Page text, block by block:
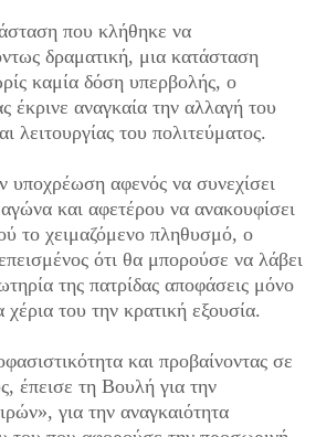
που κλήθηκε να
δραματική, μια κατάσταση
καμία δόση υπερβολής, ο
έκρινε αναγκαία την αλλαγή του
λειτουργίας του πολιτεύματος.
υποχρέωση αφενός να συνεχίσει
και αφετέρου να ανακουφίσει
το χειμαζόμενο πληθυσμό, ο
ότι θα μπορούσε να λάβει
της πατρίδας αποφάσεις μόνο
του την κρατική εξουσία.
και προβαίνοντας σε
έπεισε τη Βουλή για την
για την αναγκαιότητα